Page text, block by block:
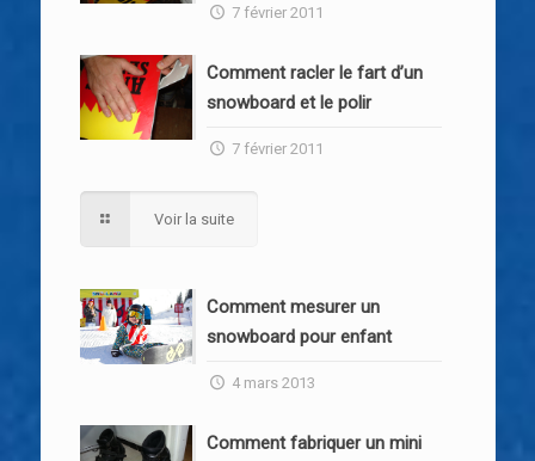
7 février 2011
Comment racler le fart d’un
snowboard et le polir
7 février 2011
Voir la suite
Comment mesurer un
snowboard pour enfant
4 mars 2013
Comment fabriquer un mini